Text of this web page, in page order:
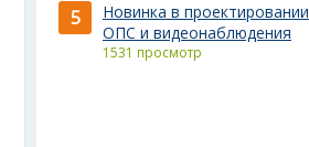
5
Новинка в проектировании
ОПС и видеонаблюдения
1531 просмотр